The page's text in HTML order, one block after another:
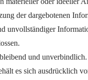
der dargebotenen
unvollständiger
und
es sich ausdrücklich